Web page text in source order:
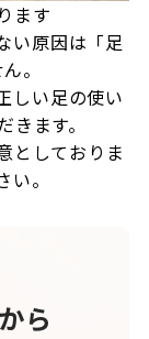
ます
い原因は「足
。
しい足の使い
ます。
としておりま
。
ら